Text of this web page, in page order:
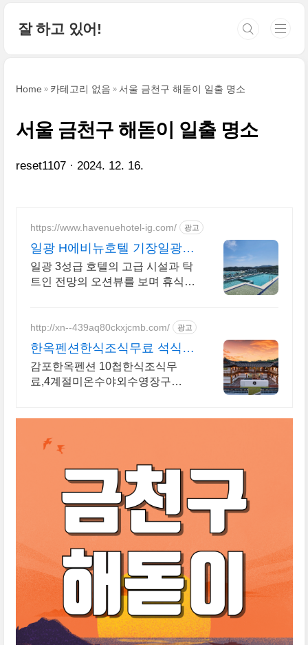
잘 하고 있어!
Home 카테고리 없음 서울 금천구 해돋이 일출 명소
서울 금천구 해돋이 일출 명소
reset1107 2024. 12. 16.
https://www.havenuehotel-ig.com/ 광고
일광 H에비뉴호텔 기장일광점
루프탑 인피니티 풀(하절기)
일광 3성급 호텔의 고급 시설과 탁
트인 전망의 오션뷰를 보며 휴식을
http://xn--439aq80ckxjcmb.com/ 광고
한옥펜션한식조식무료 석식펜
션 실내 석식 바베큐세트
감포한옥펜션 10첩한식조식무
료,4계절미온수야외수영장구
다.